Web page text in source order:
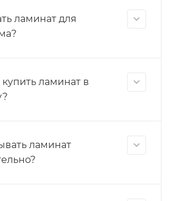
ламинат для
ламинат в
ламинат